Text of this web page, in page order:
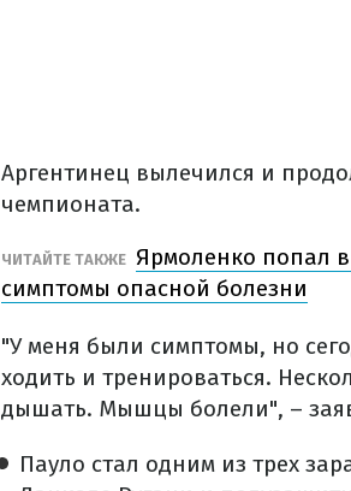
Аргентинец вылечился и
чемпионата.
ЧИТАЙТЕ ТАКЖЕ Ярмоленко попал в
симптомы опасной болезни
"У меня были симптомы, но
ходить и тренироваться.
дышать. Мышцы болели", –
Пауло стал одним из трех